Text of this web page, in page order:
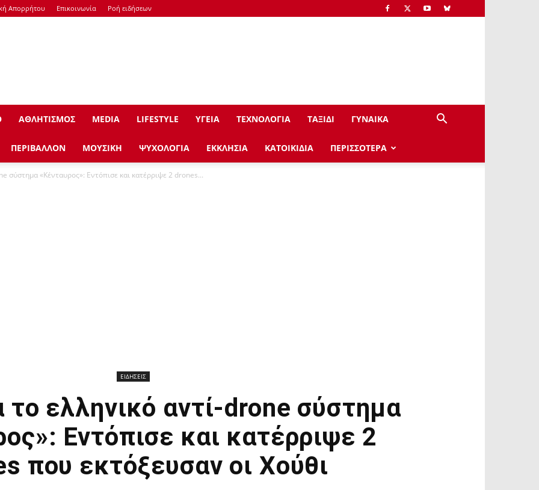
Απορρήτου Επικοινωνία Ροή ειδήσεων
ΑΘΛΗΤΙΣΜΟΣ ΜEDIA LIFESTYLE ΥΓΕΙΑ ΤΕΧΝΟΛΟΓΙΑ ΤΑΞΙΔΙ ΓΥΝΑΙΚΑ
ΠΕΡΙΒΑΛΛΟΝ ΜΟΥΣΙΚΗ ΨΥΧΟΛΟΓΙΑ ΕΚΚΛΗΣΙΑ ΚΑΤΟΙΚΙΔΙΑ ΠΕΡΙΣΣΟΤΕΡΑ
σύστημα «Κένταυρος»: Εντόπισε και κατέρριψε 2 drones...
ΕΙΔΗΣΕΙΣ
το ελληνικό αντί-drone σύστημα
Εντόπισε και κατέρριψε 2
που εκτόξευσαν οι Χούθι